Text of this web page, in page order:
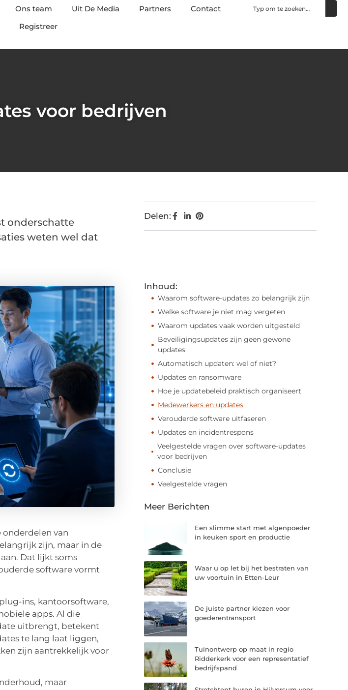
Ons team Uit De Media Partners
Contact
Registreer
voor bedrijven
onderschatte
weten wel dat
onderdelen van
zijn, maar in de
Dat lijkt soms
software vormt
ins, kantoorsoftware,
apps. Al die
uitbrengt, betekent
te lang laat liggen,
zijn aantrekkelijk voor
maar
Delen:
Inhoud:
Waarom software-updates zo belangrijk zijn
Welke software je niet mag vergeten
Waarom updates vaak worden uitgesteld
Beveiligingsupdates zijn geen gewone
updates
Automatisch updaten: wel of niet?
Updates en ransomware
Hoe je updatebeleid praktisch organiseert
Medewerkers en updates
Verouderde software uitfaseren
Updates en incidentrespons
Veelgestelde vragen over software-updates
voor bedrijven
Conclusie
Veelgestelde vragen
Meer Berichten
Een slimme start met algenpoeder
in keuken sport en productie
Waar u op let bij het bestraten van
uw voortuin in Etten-Leur
De juiste partner kiezen voor
goederentransport
Tuinontwerp op maat in regio
Ridderkerk voor een representatief
bedrijfspand